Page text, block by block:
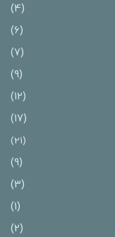
(4)
(6)
(7)
(9)
(12)
(17)
(21)
(9)
(3)
(1)
(2)